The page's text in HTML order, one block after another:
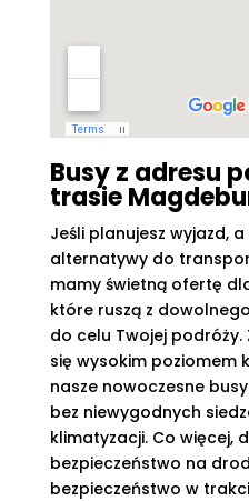
Busy z adresu
trasie
Jeśli planujesz wyjazd,
alternatywy do
mamy świetną ofertę
które ruszą z
do celu Twojej podróży.
się wysokim poziomem
nasze nowoczesne
bez niewygodnych
klimatyzacji. Co więcej,
bezpieczeństwo na
bezpieczeństwo w